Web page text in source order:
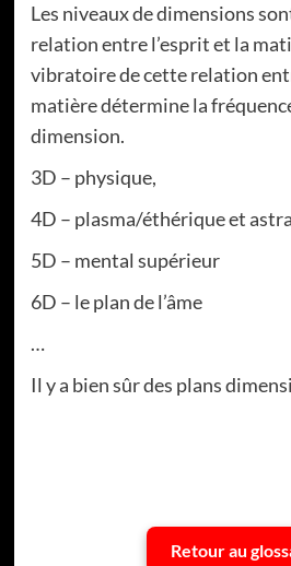
Les niveaux de dimensions
relation entre l’esprit et la
vibratoire de cette relation
matière détermine la
dimension.
3D – physique,
4D – plasma/éthérique et
5D – mental supérieur
6D – le plan de l’âme
…
Il y a bien sûr des plans
Retour au